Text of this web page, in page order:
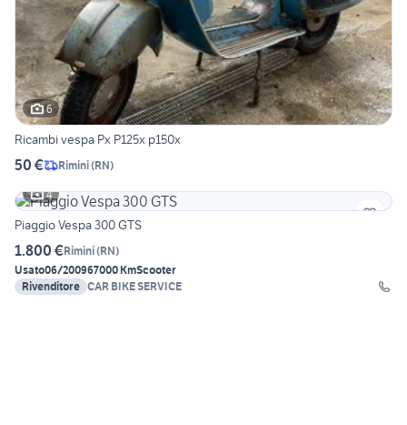
6
Ricambi vespa Px P125x p150x
50 € Rimini(RN)
4
Piaggio Vespa 300 GTS
1.800 €Rimini(RN)
Usato06/200967000 KmScooter
Rivenditore CAR BIKE SERVICE